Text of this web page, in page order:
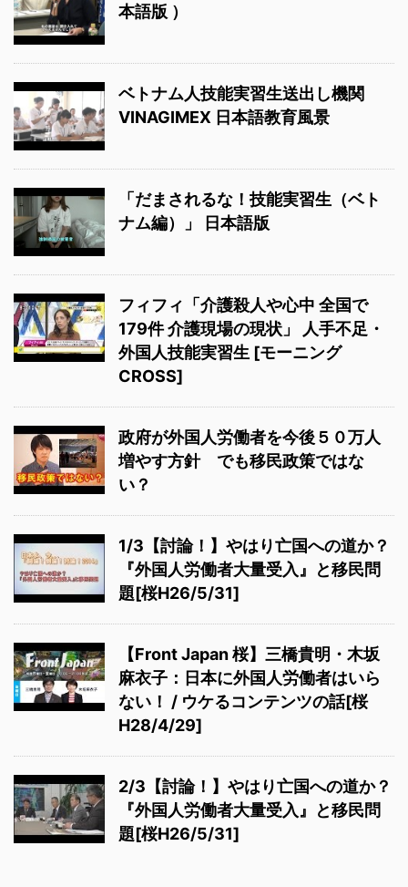
本語版 ）
ベトナム人技能実習生送出し機関
VINAGIMEX 日本語教育風景
「だまされるな！技能実習生（ベト
ナム編）」 日本語版
フィフィ「介護殺人や心中 全国で
179件 介護現場の現状」 人手不足・
外国人技能実習生 [モーニング
CROSS]
政府が外国人労働者を今後５０万人
増やす方針 でも移民政策ではな
い？
1/3【討論！】やはり亡国への道か？
『外国人労働者大量受入』と移民問
題[桜H26/5/31]
【Front Japan 桜】三橋貴明・木坂
麻衣子：日本に外国人労働者はいら
ない！ / ウケるコンテンツの話[桜
H28/4/29]
2/3【討論！】やはり亡国への道か？
『外国人労働者大量受入』と移民問
題[桜H26/5/31]